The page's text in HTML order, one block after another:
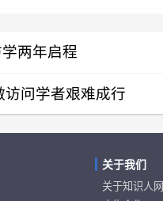
两年启程
问学者艰难成行
关于我们
关于知识人网